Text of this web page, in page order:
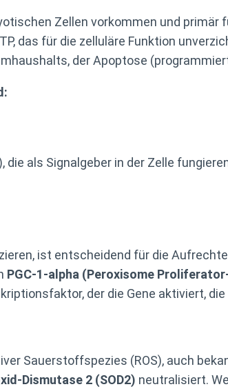
Zellen vorkommen und primär
das für die zelluläre Funktion
der Apoptose
als Signalgeber in der Zelle
ist entscheidend für die
PGC-1-alpha (Peroxisome
der die Gene aktiviert,
Sauerstoffspezies (ROS), auch
Dismutase 2 (SOD2) neutralisiert.